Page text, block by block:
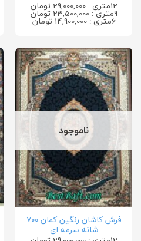
12متری : 29,000,000 تومان
9متری : 23,500,000 تومان
6متری : 14,900,000 تومان
ناموجود
فرش کاشان رنگین کمان ۷۰۰
شانه سرمه ای